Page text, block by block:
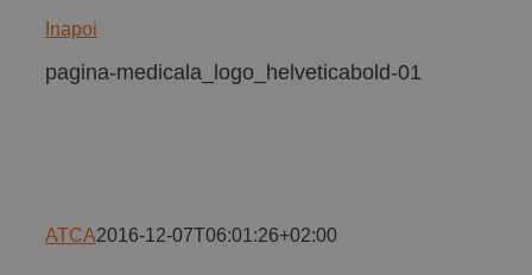
Programe
Inapoi
pagina-medicala_logo_helveticabold-01
ATCA2016-12-07T06:01:26+02:00